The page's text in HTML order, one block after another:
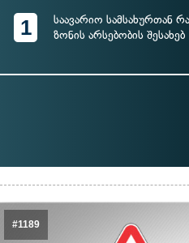
1
საავარიო სამსახურთან
ზონის არსებობის შესახებ
#1189